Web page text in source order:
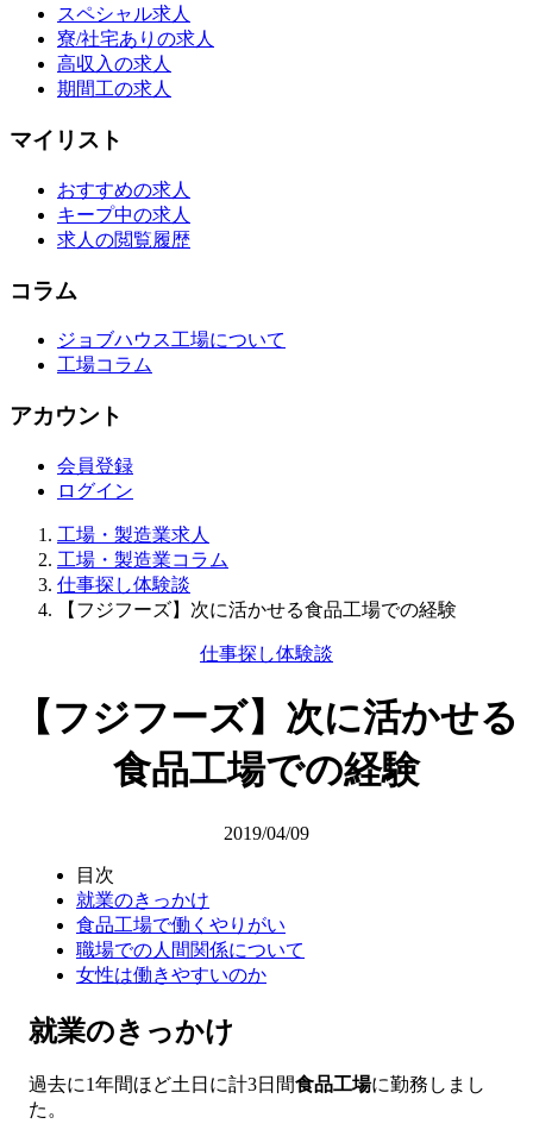
スペシャル求人
寮/社宅ありの求人
高収入の求人
期間工の求人
マイリスト
おすすめの求人
キープ中の求人
求人の閲覧履歴
コラム
ジョブハウス工場について
工場コラム
アカウント
会員登録
ログイン
工場・製造業求人
工場・製造業コラム
仕事探し体験談
【フジフーズ】次に活かせる食品工場での経験
仕事探し体験談
【フジフーズ】次に活かせる
食品工場での経験
2019/04/09
目次
就業のきっかけ
食品工場で働くやりがい
職場での人間関係について
女性は働きやすいのか
就業のきっかけ
過去に1年間ほど土日に計3日間食品工場に勤務しまし
た。